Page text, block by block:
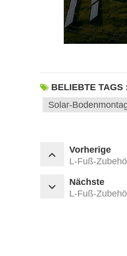
BELIEBTE TAGS
Solar-
Vorherige
L-Fuß-
Nächste
L-Fuß-